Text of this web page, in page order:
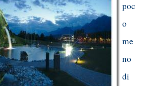
poc
o
me
no
di